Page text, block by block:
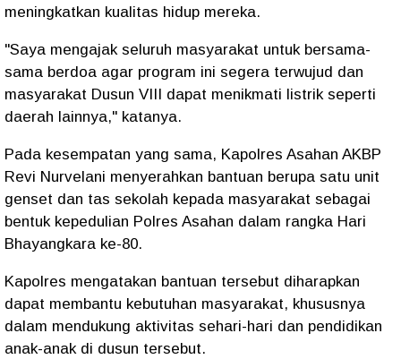
meningkatkan kualitas hidup mereka.
"Saya mengajak seluruh masyarakat untuk bersama-
sama berdoa agar program ini segera terwujud dan
masyarakat Dusun VIII dapat menikmati listrik seperti
daerah lainnya," katanya.
Pada kesempatan yang sama, Kapolres Asahan AKBP
Revi Nurvelani menyerahkan bantuan berupa satu unit
genset dan tas sekolah kepada masyarakat sebagai
bentuk kepedulian Polres Asahan dalam rangka Hari
Bhayangkara ke-80.
Kapolres mengatakan bantuan tersebut diharapkan
dapat membantu kebutuhan masyarakat, khususnya
dalam mendukung aktivitas sehari-hari dan pendidikan
anak-anak di dusun tersebut.